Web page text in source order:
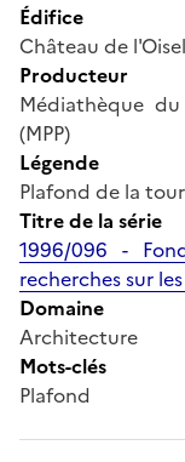
Édifice
Château de
Producteur
Médiathèque
(MPP)
Légende
Plafond de la
Titre de la série
1996/096 -
recherches sur
Domaine
Architecture
Mots-clés
Plafond